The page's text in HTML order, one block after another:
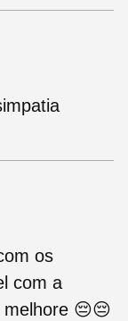
os
com a
😔😔